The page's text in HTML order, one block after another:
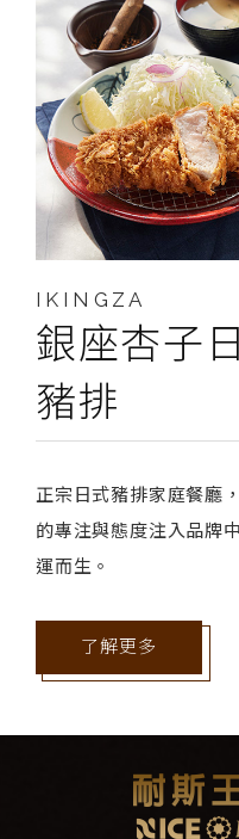
IKINGZA
銀座杏子
豬排
正宗日式豬排家庭餐廳
的專注與態度注入品牌
運而生。
了解更多